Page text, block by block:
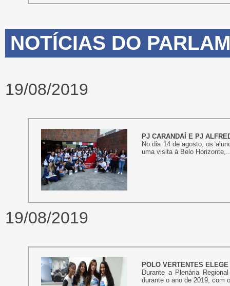
NOTÍCIAS DO
19/08/2019
PJ CARANDAÍ E PJ
No dia 14 de agosto, os
uma visita à Belo
19/08/2019
POLO VERTENTES
Durante a Plenária
durante o ano de 2019, com